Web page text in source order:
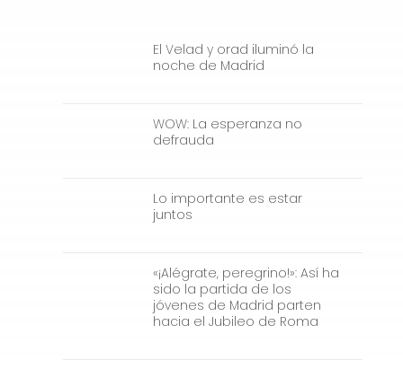
El Velad y orad iluminó la
noche de Madrid
WOW: La esperanza no
defrauda
Lo importante es estar
juntos
«¡Alégrate, peregrino!»: Así ha
sido la partida de los
jóvenes de Madrid parten
hacia el Jubileo de Roma